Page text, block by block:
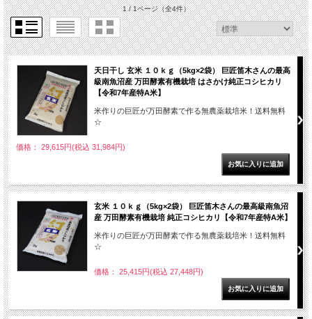
1 / 1ページ（全4件）
天日干し 玄米 １０ｋｇ（5kg×2袋） 巨匠笛木さんの最高
級南魚沼産 万田酵素有機栽培 はさかけ純正コシヒカリ
【令和7年産特A米】
米作りの巨匠が万田酵素で作る無農薬栽培米！送料無料
☆
価格： 29,615円(税込 31,984円)
玄米 １０ｋｇ（5kg×2袋） 巨匠笛木さんの最高級南魚沼
産 万田酵素有機栽培 純正コシヒカリ【令和7年産特A米】
米作りの巨匠が万田酵素で作る無農薬栽培米！送料無料
☆
価格： 25,415円(税込 27,448円)